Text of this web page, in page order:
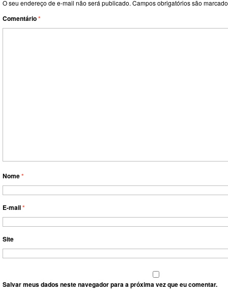
O seu endereço de e-mail não será publicado. Campos obrigatórios são
Comentário*
Nome*
E-mail*
Site
Salvar meus dados neste navegador para a próxima vez que eu comentar.